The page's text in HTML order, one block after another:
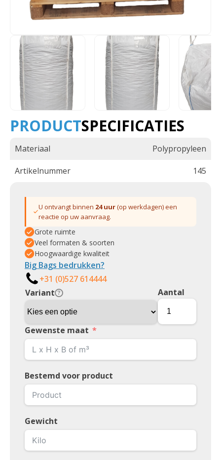
PRODUCTSPECIFICATIES
Materiaal Polypropyleen
Artikelnummer 145
U ontvangt binnen 24 uur(op werkdagen) een
reactie op uw aanvraag.
Grote ruimte
Veel formaten & soorten
Hoogwaardige kwaliteit
Big Bags bedrukken?
+31 (0)527 614444
Variant ? Aantal
Gewenste maat
Bestemd voor product
Gewicht